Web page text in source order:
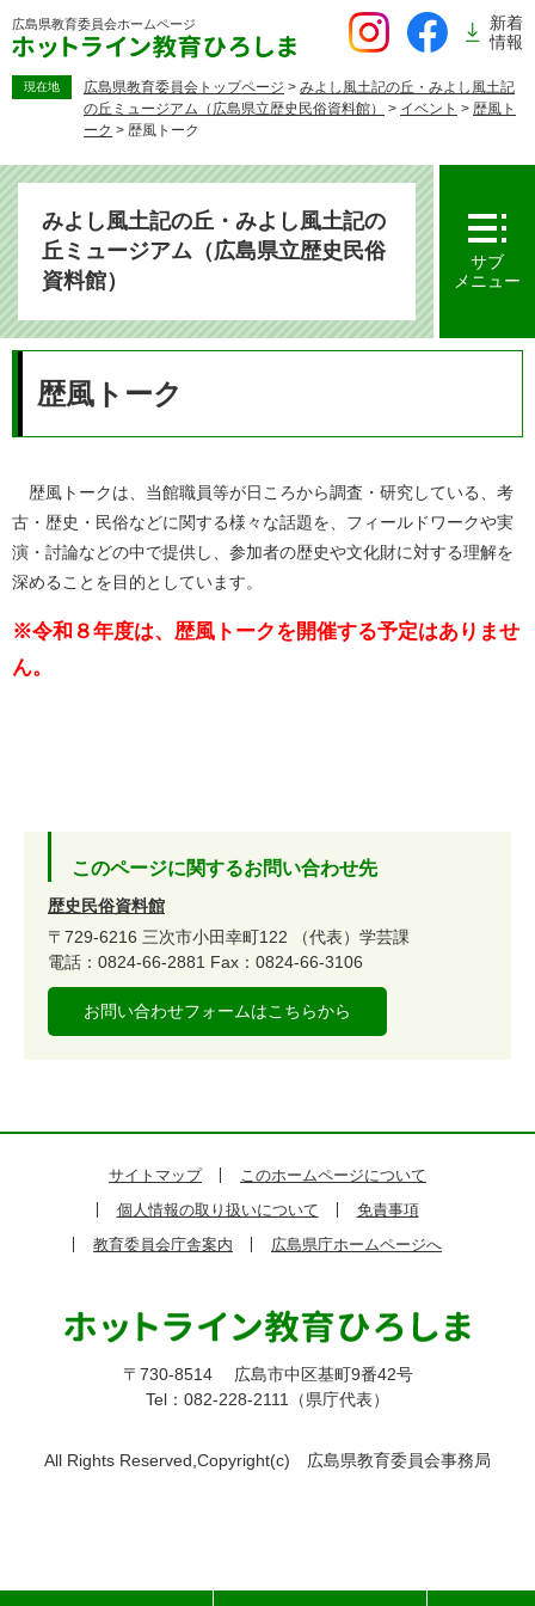
ー
で
す。
広島県教育委員会ホームページ
新着
情報
現在地 広島県教育委員会トップページ > みよし風土記の丘・みよし風土記
の丘ミュージアム（広島県立歴史民俗資料館）
> イベント > 歴風ト
ーク > 歴風トーク
みよし風土記の丘・みよし風土記の
丘ミュージアム（広島県立歴史民俗
資料館）
サブ
メニュー
歴風トーク
歴風トークは、当館職員等が日ころから調査・研究している、考
古・歴史・民俗などに関する様々な話題を、フィールドワークや実
演・討論などの中で提供し、参加者の歴史や文化財に対する理解を
深めることを目的としています。
※令和８年度は、歴風トークを開催する予定はありませ
ん。
このページに関するお問い合わせ先
歴史民俗資料館
〒729-6216 三次市小田幸町122
（代表）学芸課
電話：0824-66-2881 Fax：0824-66-3106
お問い合わせフォームはこちらから
サイトマップ
このホームページについて
個人情報の取り扱いについて
免責事項
教育委員会庁舎案内
広島県庁ホームページへ
〒730-8514
広島市中区基町9番42号
Tel：082-228-2111（県庁代表）
All Rights Reserved,Copyright(c) 広島県教育委員会事務局